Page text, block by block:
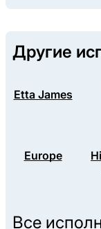
Другие
Etta James
Europe
Все